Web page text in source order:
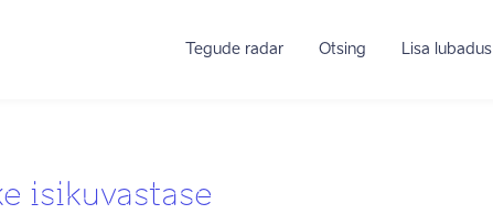
Tegude radar Otsing Lisa lubadus
isikuvastase